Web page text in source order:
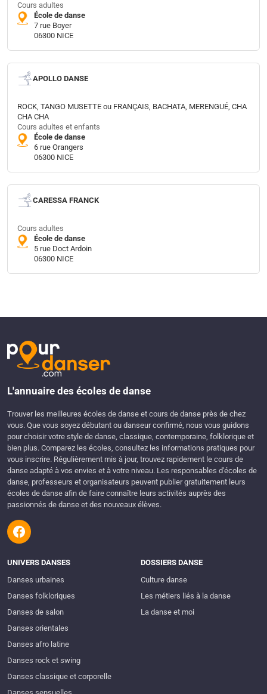
Cours adultes
École de danse
7 rue Boyer
06300 NICE
APOLLO DANSE
ROCK, TANGO MUSETTE ou FRANÇAIS, BACHATA, MERENGUÉ, CHA
CHA CHA
Cours adultes et enfants
École de danse
6 rue Orangers
06300 NICE
CARESSA FRANCK
Cours adultes
École de danse
5 rue Doct Ardoin
06300 NICE
L'annuaire des écoles de danse
Trouver les meilleures écoles de danse et cours de danse près de chez
vous. Que vous soyez débutant ou danseur confirmé, nous vous guidons
pour choisir votre style de danse, classique, contemporaine, folklorique et
bien plus. Comparez les écoles, consultez les informations pratiques pour
vous inscrire. Régulièrement mis à jour, trouvez rapidement le cours de
danse adapté à vos envies et à votre niveau. Les responsables d'écoles de
danse, professeurs et organisateurs peuvent publier gratuitement leurs
écoles de danse afin de faire connaître leurs activités auprès des
passionnés de danse et des nouveaux élèves.
UNIVERS DANSES
Danses urbaines
Danses folkloriques
Danses de salon
Danses orientales
Danses afro latine
Danses rock et swing
Danses classique et corporelle
DOSSIERS DANSE
Culture danse
Les métiers liés à la danse
La danse et moi